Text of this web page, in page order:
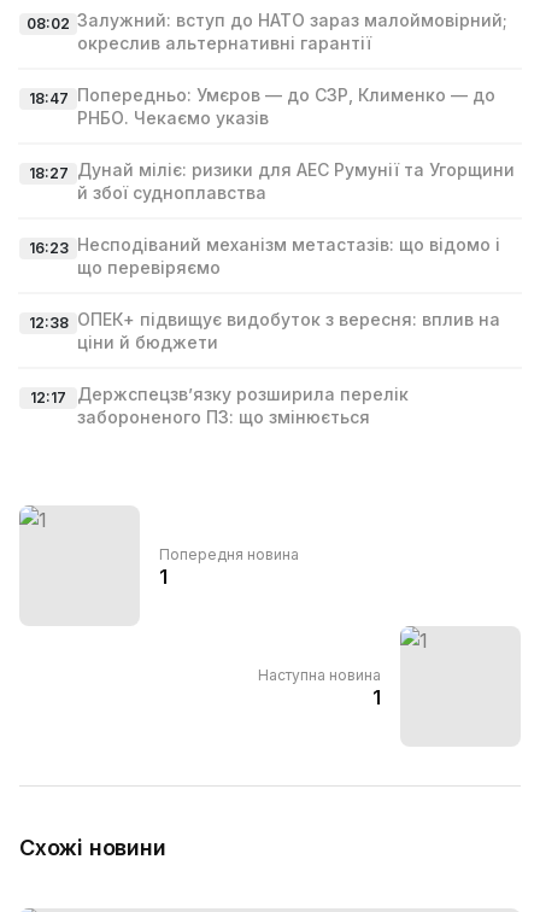
08:02 Залужний: вступ до НАТО зараз малоймовірний;
окреслив альтернативні гарантії
18:47 Попередньо: Умєров — до СЗР, Клименко — до
РНБО. Чекаємо указів
18:27 Дунай міліє: ризики для АЕС Румунії та Угорщини
й збої судноплавства
16:23 Несподіваний механізм метастазів: що відомо і
що перевіряємо
12:38 ОПЕК+ підвищує видобуток з вересня: вплив на
ціни й бюджети
12:17
Держспецзв’язку розширила перелік
забороненого ПЗ: що змінюється
Попередня новина
1
Наступна новина
1
Схожі новини